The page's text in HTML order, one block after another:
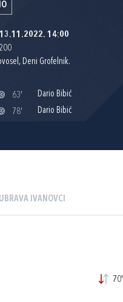
13.11.2022. 14:00
Deni Grofelnik.
63'
Dario Bibić
78'
Dario Bibić
IVANOVCI
70'